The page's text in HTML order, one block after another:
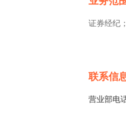
证券经纪
联系信
营业部电